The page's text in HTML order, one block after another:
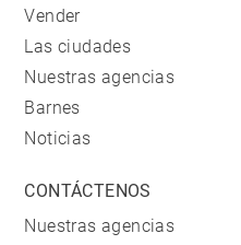
Vender
Las ciudades
Nuestras agencias
Barnes
Noticias
CONTÁCTENOS
Nuestras agencias